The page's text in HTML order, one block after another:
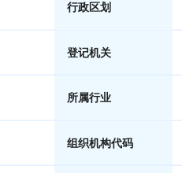
行政区划
登记机关
所属行业
组织机构代码